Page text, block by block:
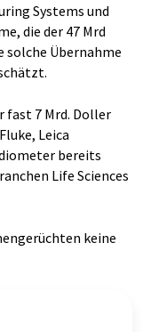
Systems und
die der 47 Mrd
solche Übernahme
fast 7 Mrd. Doller
Leica
bereits
Life Sciences
keine